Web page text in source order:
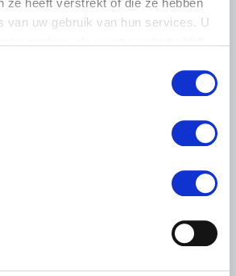
ze heeft verstrekt of die ze hebben
van uw gebruik van hun services. U